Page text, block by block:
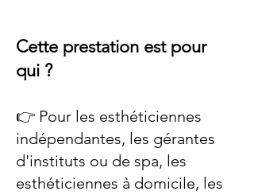
Cette prestation est pour
qui ?
👉 Pour les esthéticiennes
indépendantes, les gérantes
d'instituts ou de spa, les
esthéticiennes à domicile, les